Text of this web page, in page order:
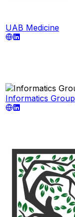
UAB Medicine
Informatics Group